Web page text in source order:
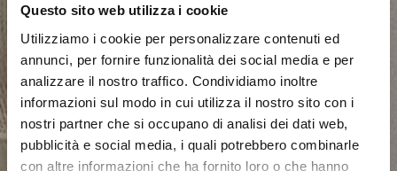
Questo sito web utilizza i cookie
Utilizziamo i cookie per personalizzare contenuti ed
annunci, per fornire funzionalità dei social media e per
analizzare il nostro traffico. Condividiamo inoltre
informazioni sul modo in cui utilizza il nostro sito con i
nostri partner che si occupano di analisi dei dati web,
pubblicità e social media, i quali potrebbero combinarle
con altre informazioni che ha fornito loro o che hanno